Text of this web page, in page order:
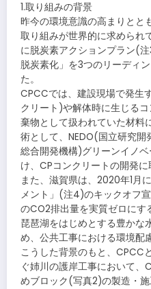
1.取り組みの背景
昨今の環境意識の高まりとと
取り組みが世界的に求められ
に脱炭素アクションプラン(
脱炭素化」を3つのリーディ
た。
CPCCでは、建設現場で発生
クリート)や解体時に生じる
棄物として扱われていた材料
術として、NEDO(国立研究
総合開発機構)グリーンイノ
け、CPコンクリートの開発に
また、滋賀県は、2020年1月
メント」(注4)のキックオフ
のCO2排出量を実質ゼロにす
琵琶湖をはじめとする豊かな
め、公共工事における環境配
こうした背景のもと、CPCC
ぐ姉川の護岸工事において、
めブロック(写真2)の製造・施